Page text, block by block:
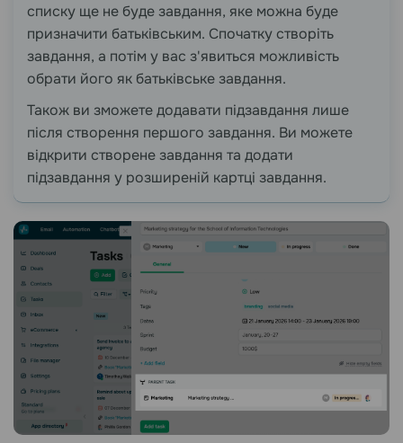
списку ще не буде завдання, яке можна буде
призначити батьківським. Спочатку створіть
завдання, а потім у вас з'явиться можливість
обрати його як батьківське завдання.
Також ви зможете додавати підзавдання лише
після створення першого завдання. Ви можете
відкрити створене завдання та додати
підзавдання у розширеній картці завдання.